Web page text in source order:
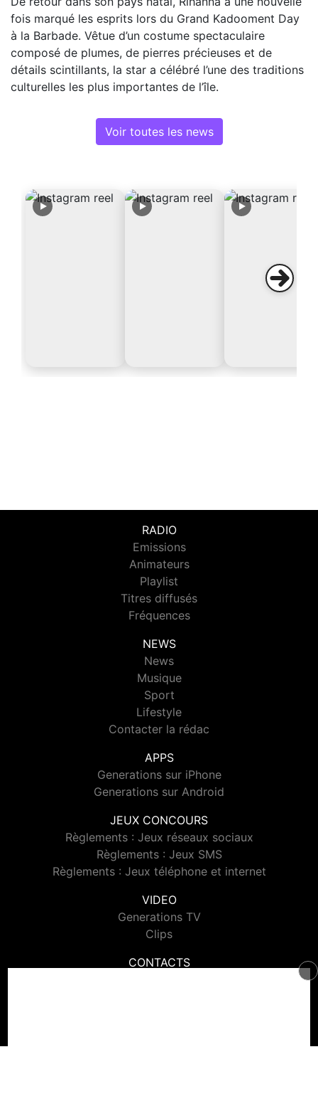
fois marqué les esprits lors du Grand Kadooment Day
à la Barbade. Vêtue d’un costume spectaculaire
composé de plumes, de pierres précieuses et de
détails scintillants, la star a célébré l’une des traditions
culturelles les plus importantes de l’île.
Voir toutes les news
RADIO
Emissions
Animateurs
Playlist
Titres diffusés
Fréquences
NEWS
News
Musique
Sport
Lifestyle
Contacter la rédac
APPS
Generations sur iPhone
Generations sur Android
JEUX CONCOURS
Règlements : Jeux réseaux sociaux
Règlements : Jeux SMS
Règlements : Jeux téléphone et internet
VIDEO
Generations TV
Clips
CONTACTS